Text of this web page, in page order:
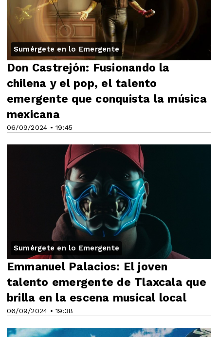
Sumérgete en lo Emergente
06/09/2024 • 19:45
Don Castrejón: Fusionando la
chilena y el pop, el talento
emergente que conquista la música
mexicana
Sumérgete en lo Emergente
06/09/2024 • 19:38
Emmanuel Palacios: El joven
talento emergente de Tlaxcala que
brilla en la escena musical local